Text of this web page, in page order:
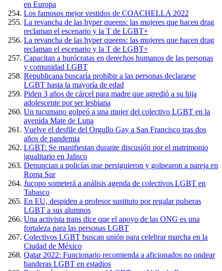
en Europa
Los famosos mejor vestidos de COACHELLA 2022
La revancha de las hyper queens: las mujeres que hacen drag
reclaman el escenario y la T de LGBT+
La revancha de las hyper queens: las mujeres que hacen drag
reclaman el escenario y la T de LGBT+
Capacitan a burócratas en derechos humanos de las personas
y comunidad LGBT
Republicana buscaría prohibir a las personas declararse
LGBT hasta la mayoría de edad
Piden 3 años de cárcel para madre que agredió a su hija
adolescente por ser lesbiana
Un tucumano golpeó a una mujer del colectivo LGBT en la
avenida Mate de Luna
Vuelve el desfile del Orgullo Gay a San Francisco tras dos
años de pandemia
LGBT: Se manifiestan durante discusión por el matrimonio
igualitario en Jalisco
Denuncian a policías que persiguieron y golpearon a pareja en
Roma Sur
Jucopo someterá a análisis agenda de colectivos LGBT en
Tabasco
En EU, despiden a profesor sustituto por regalar pulseras
LGBT a sus alumnos
Una activista trans dice que el apoyo de las ONG es una
fortaleza para las personas LGBT
Colectivos LGBT buscan unión para celebrar marcha en la
Ciudad de México
Qatar 2022: Funcionario recomienda a aficionados no ondear
banderas LGBT en estadios